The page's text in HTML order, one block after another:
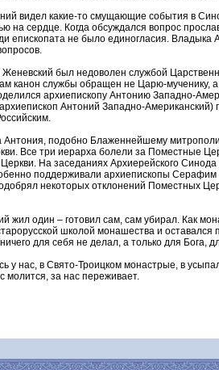
видел какие-то смущающие события в
на сердце. Когда обсуждался вопрос
епископата не было единогласия. Владыка
был недоволен службой
канон службы обращен не Царю-мученику,
архиепископу Антонию Западно-
Антоний Западно-
Антония, подобно Блаженнейшему
Все три иерарха болели за Поместные
На заседаниях Архиерейского Синода
поддерживали архиепископы Серафим
некоторых отклонений Поместных
жил один – готовил сам, сам убирал. Как
школой монашества и
для себя не делал, а только для Бога,
у нас, в Свято-Троицком монастрые, в
молится, за нас переживает.